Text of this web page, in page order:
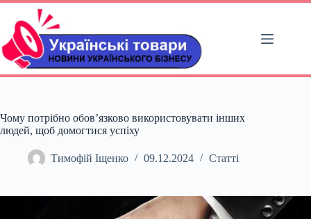
Перейти
вмісту
Чому потрібно обов’язково використовувати інших
людей, щоб домогтися успіху
Тимофій Іщенко 09.12.2024 Статті